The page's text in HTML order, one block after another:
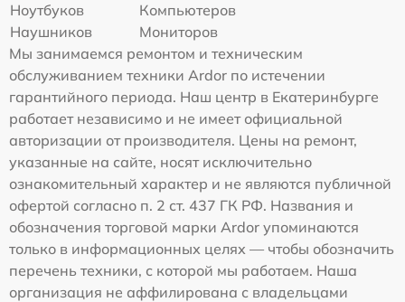
Ноутбуков
Компьютеров
Наушников
Мониторов
Мы занимаемся ремонтом и техническим
обслуживанием техники Ardor по истечении
гарантийного периода. Наш центр в Екатеринбурге
работает независимо и не имеет официальной
авторизации от производителя. Цены на ремонт,
указанные на сайте, носят исключительно
ознакомительный характер и не являются публичной
офертой согласно п. 2 ст. 437 ГК РФ. Названия и
обозначения торговой марки Ardor упоминаются
только в информационных целях — чтобы обозначить
перечень техники, с которой мы работаем. Наша
организация не аффилирована с владельцами